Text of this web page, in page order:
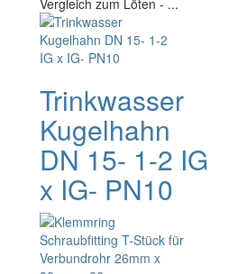
Vergleich zum Löten - ...
Trinkwasser
Kugelhahn
DN 15- 1-2 IG
x IG- PN10